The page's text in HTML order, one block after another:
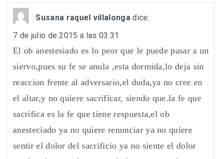
Susana raquel villalonga dice:
7 de julio de 2015 a las 03:31
El ob anestesiado es lo peor que le puede pasar a un
siervo,pues su fe se anula ,esta dormida,lo deja sin
reaccion frente al adversario,el duda,ya no cree en
el altar,y no quiere sacrificar, siendo que.la fe que
sacrifica es la fe que tiene respuesta,el ob
anesteciado ya no quiere renunciar ya no quiere
sentir el dolor del sacrificio ya no siente el dolor